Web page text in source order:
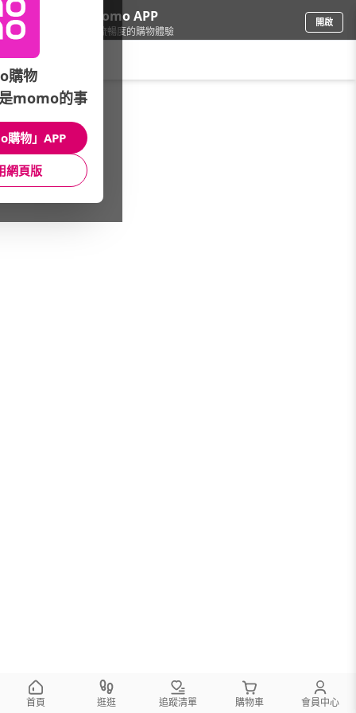
下載momo APP
給你3倍流暢度的購物體驗
開啟
餐廚用品/保溫瓶
本館精選商品
館長推薦 月銷量
首頁 逛逛 追蹤清單 購物車 會員中心
購物
momo的事
購物」APP
網頁版